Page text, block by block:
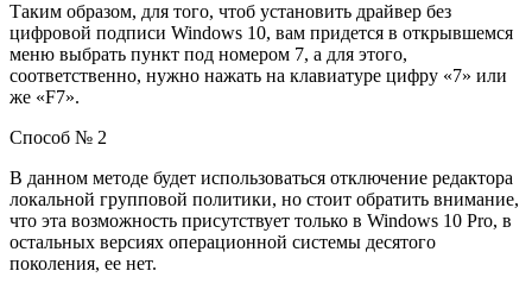
Таким образом, для того, чтоб установить драйвер без
цифровой подписи Windows 10, вам придется в открывшемся
меню выбрать пункт под номером 7, а для этого,
соответственно, нужно нажать на клавиатуре цифру «7» или
же «F7».
Способ № 2
В данном методе будет использоваться отключение редактора
локальной групповой политики, но стоит обратить внимание,
что эта возможность присутствует только в Windows 10 Pro, в
остальных версиях операционной системы десятого
поколения, ее нет.